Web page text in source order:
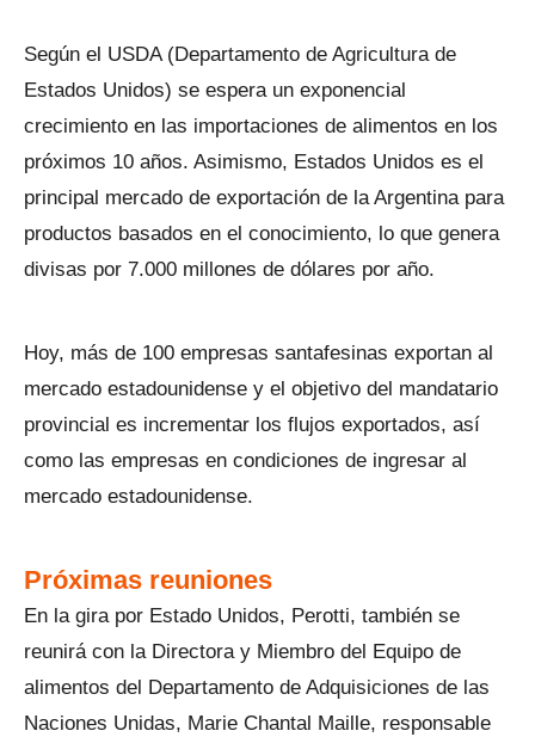
Según el USDA (Departamento de Agricultura de
Estados Unidos) se espera un exponencial
crecimiento en las importaciones de alimentos en los
próximos 10 años. Asimismo, Estados Unidos es el
principal mercado de exportación de la Argentina para
productos basados en el conocimiento, lo que genera
divisas por 7.000 millones de dólares por año.
Hoy, más de 100 empresas santafesinas exportan al
mercado estadounidense y el objetivo del mandatario
provincial es incrementar los flujos exportados, así
como las empresas en condiciones de ingresar al
mercado estadounidense.
Próximas reuniones
En la gira por Estado Unidos, Perotti, también se
reunirá con la Directora y Miembro del Equipo de
alimentos del Departamento de Adquisiciones de las
Naciones Unidas, Marie Chantal Maille, responsable